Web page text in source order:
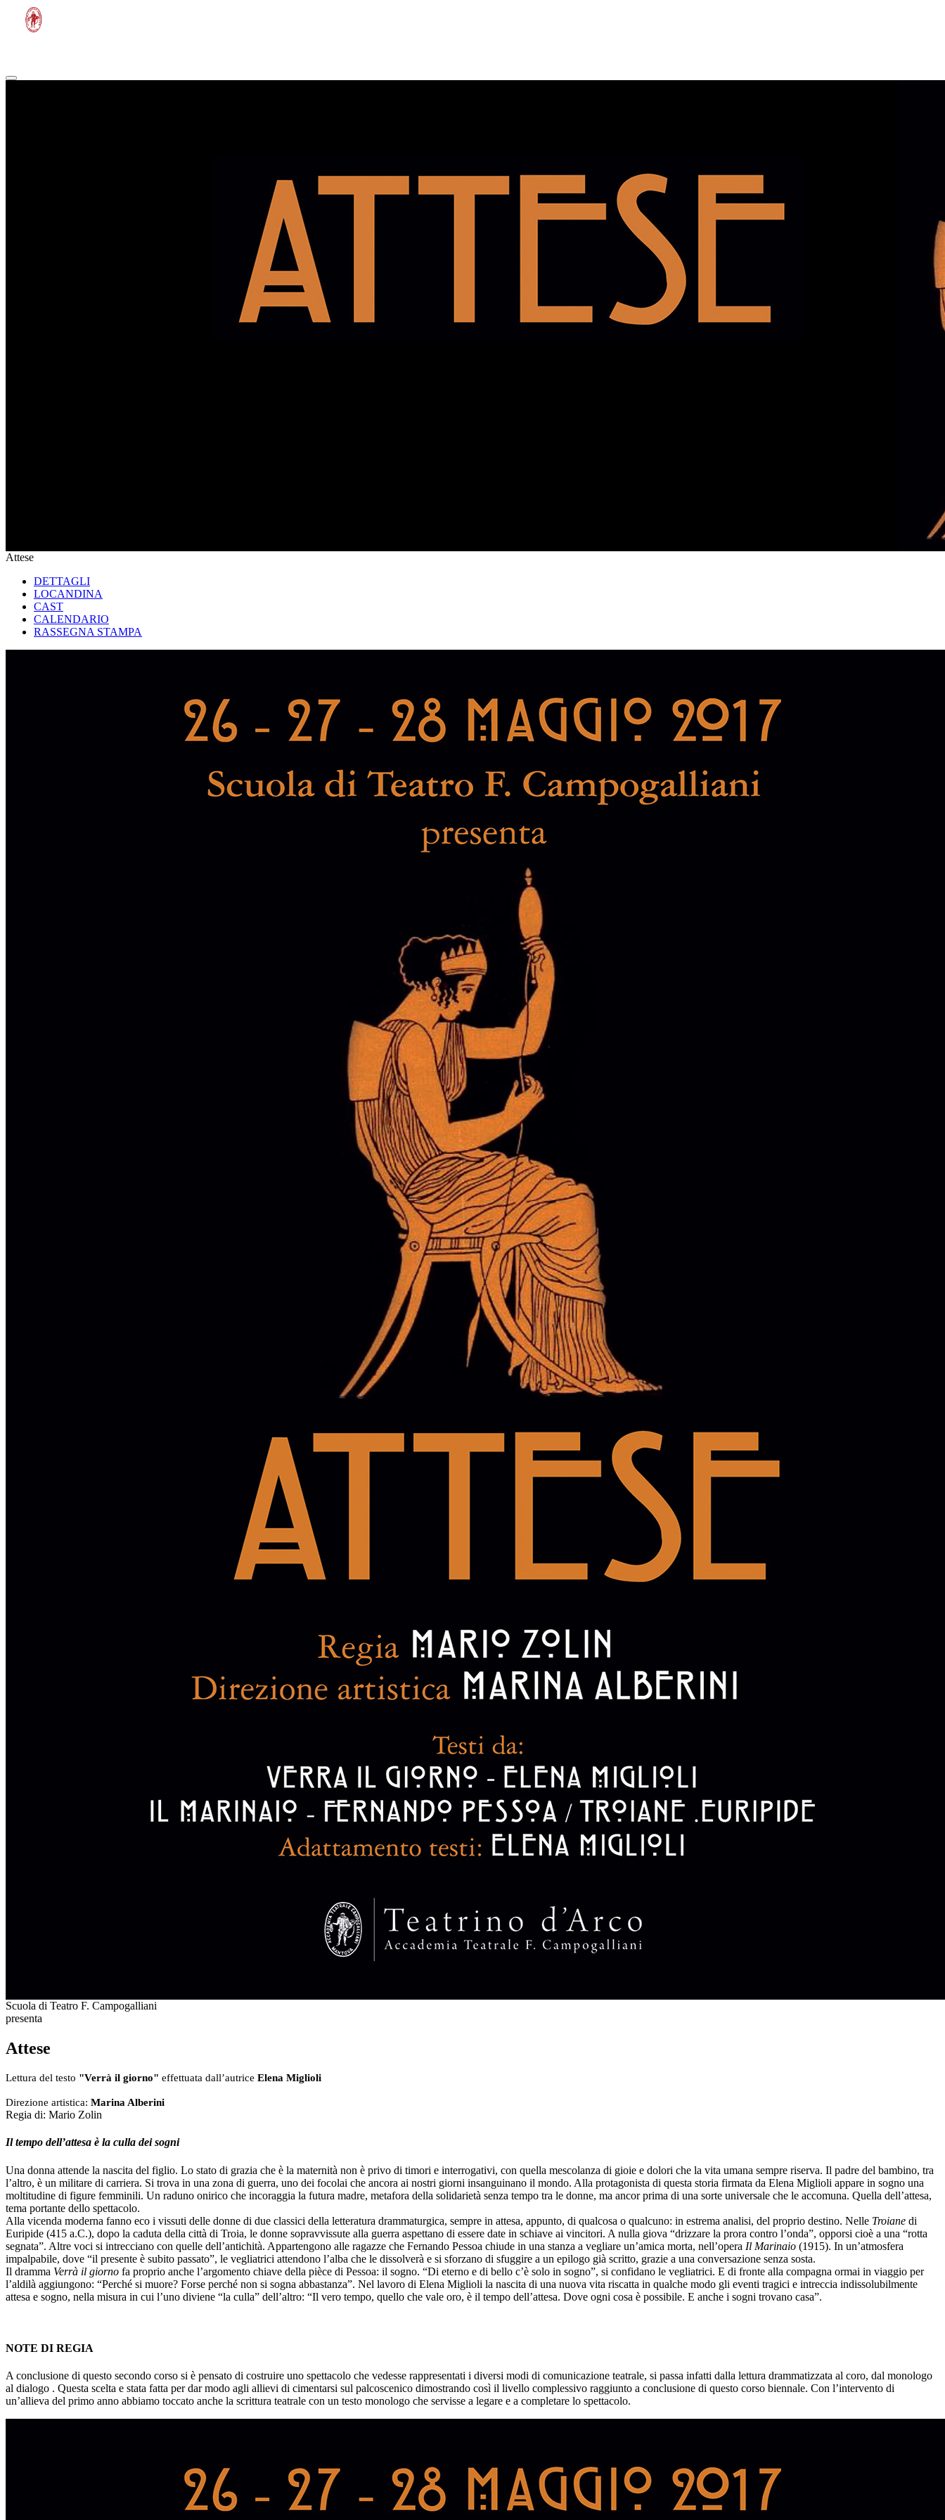
Attese
DETTAGLI
LOCANDINA
CAST
CALENDARIO
RASSEGNA STAMPA
Scuola di Teatro F. Campogalliani
presenta
Attese
Lettura del testo "Verrà il giorno" effettuata dall’autrice Elena Miglioli
Direzione artistica: Marina Alberini
Regia di: Mario Zolin
Il tempo dell’attesa è la culla dei sogni
Una donna attende la nascita del figlio. Lo stato di grazia che è la maternità non è privo di timori e interrogativi, con quella mescolanza di gioie e dolori che la vita umana sempre riserva. Il padre del bambino, tra
l’altro, è un militare di carriera. Si trova in una zona di guerra, uno dei focolai che ancora ai nostri giorni insanguinano il mondo. Alla protagonista di questa storia firmata da Elena Miglioli appare in sogno una
moltitudine di figure femminili. Un raduno onirico che incoraggia la futura madre, metafora della solidarietà senza tempo tra le donne, ma ancor prima di una sorte universale che le accomuna. Quella dell’attesa,
tema portante dello spettacolo.
Alla vicenda moderna fanno eco i vissuti delle donne di due classici della letteratura drammaturgica, sempre in attesa, appunto, di qualcosa o qualcuno: in estrema analisi, del proprio destino. Nelle Troiane di
Euripide (415 a.C.), dopo la caduta della città di Troia, le donne sopravvissute alla guerra aspettano di essere date in schiave ai vincitori. A nulla giova “drizzare la prora contro l’onda”, opporsi cioè a una “rotta
segnata”. Altre voci si intrecciano con quelle dell’antichità. Appartengono alle ragazze che Fernando Pessoa chiude in una stanza a vegliare un’amica morta, nell’opera Il Marinaio (1915). In un’atmosfera
impalpabile, dove “il presente è subito passato”, le vegliatrici attendono l’alba che le dissolverà e si sforzano di sfuggire a un epilogo già scritto, grazie a una conversazione senza sosta.
Il dramma Verrà il giorno fa proprio anche l’argomento chiave della pièce di Pessoa: il sogno. “Di eterno e di bello c’è solo in sogno”, si confidano le vegliatrici. E di fronte alla compagna ormai in viaggio per
l’aldilà aggiungono: “Perché si muore? Forse perché non si sogna abbastanza”. Nel lavoro di Elena Miglioli la nascita di una nuova vita riscatta in qualche modo gli eventi tragici e intreccia indissolubilmente
attesa e sogno, nella misura in cui l’uno diviene “la culla” dell’altro: “Il vero tempo, quello che vale oro, è il tempo dell’attesa. Dove ogni cosa è possibile. E anche i sogni trovano casa”.
NOTE DI REGIA
A conclusione di questo secondo corso si è pensato di costruire uno spettacolo che vedesse rappresentati i diversi modi di comunicazione teatrale, si passa infatti dalla lettura drammatizzata al coro, dal monologo
al dialogo . Questa scelta e stata fatta per dar modo agli allievi di cimentarsi sul palcoscenico dimostrando così il livello complessivo raggiunto a conclusione di questo corso biennale. Con l’intervento di
un’allieva del primo anno abbiamo toccato anche la scrittura teatrale con un testo monologo che servisse a legare e a completare lo spettacolo.